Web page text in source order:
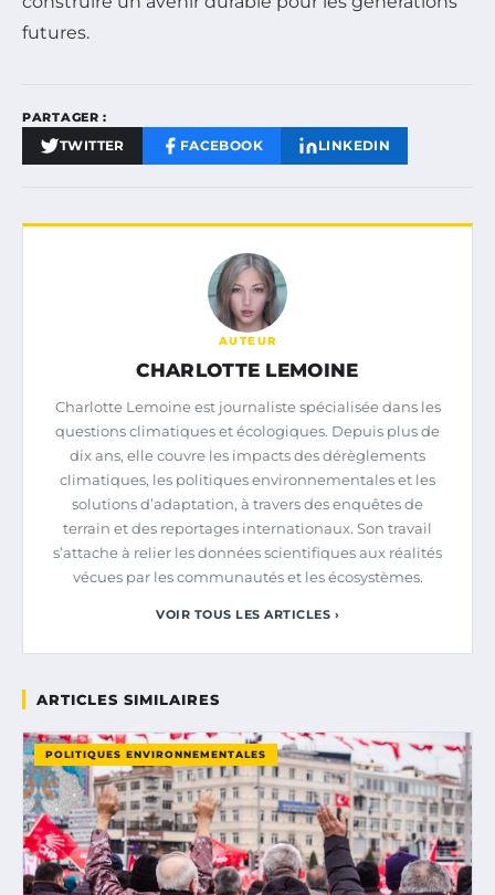
futures.
PARTAGER :
TWITTER FACEBOOK LINKEDIN
AUTEUR
CHARLOTTE LEMOINE
Charlotte Lemoine est journaliste spécialisée dans les
questions climatiques et écologiques. Depuis plus de
dix ans, elle couvre les impacts des dérèglements
climatiques, les politiques environnementales et les
solutions d’adaptation, à travers des enquêtes de
terrain et des reportages internationaux. Son travail
s’attache à relier les données scientifiques aux réalités
vécues par les communautés et les écosystèmes.
VOIR TOUS LES ARTICLES ›
ARTICLES SIMILAIRES
POLITIQUES ENVIRONNEMENTALES